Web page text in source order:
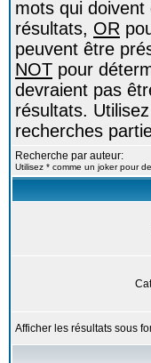
mots qui
résultats, OR
peuvent être
NOT pour
devraient pas
résultats.
recherches
Recherche par auteur:
Utilisez * comme un joker pour
Afficher les résultats sous